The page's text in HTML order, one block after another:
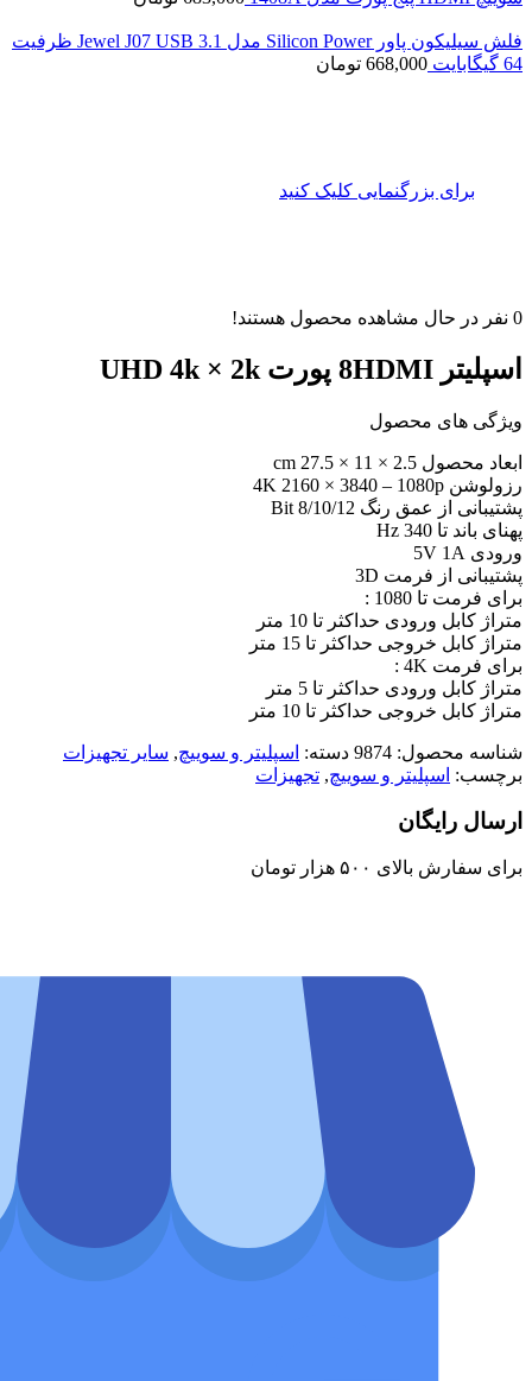
فلش سیلیکون پاور Silicon Power مدل Jewel J07 USB 3.1 ظرفیت
64 گیگابایت
668,000 تومان
برای بزرگنمایی کلیک کنید
0 نفر در حال مشاهده محصول هستند!
اسپلیتر 8HDMI پورت UHD 4k × 2k
ویژگی های محصول
ابعاد محصول 2.5 × 11 × 27.5 cm
رزولوشن 4K 2160 × 3840 – 1080p
پشتیبانی از عمق رنگ 8/10/12 Bit
پهنای باند تا 340 Hz
ورودی 5V 1A
پشتیبانی از فرمت 3D
برای فرمت تا 1080 :
متراژ کابل ورودی حداکثر تا 10 متر
متراژ کابل خروجی حداکثر تا 15 متر
برای فرمت 4K :
متراژ کابل ورودی حداکثر تا 5 متر
متراژ کابل خروجی حداکثر تا 10 متر
شناسه محصول: 9874 دسته: اسپلیتر و سوییچ, سایر تجهیزات
برچسب: اسپلیتر و سوییچ, تجهیزات
ارسال رایگان
برای سفارش‌ بالای ۵۰۰ هزار تومان